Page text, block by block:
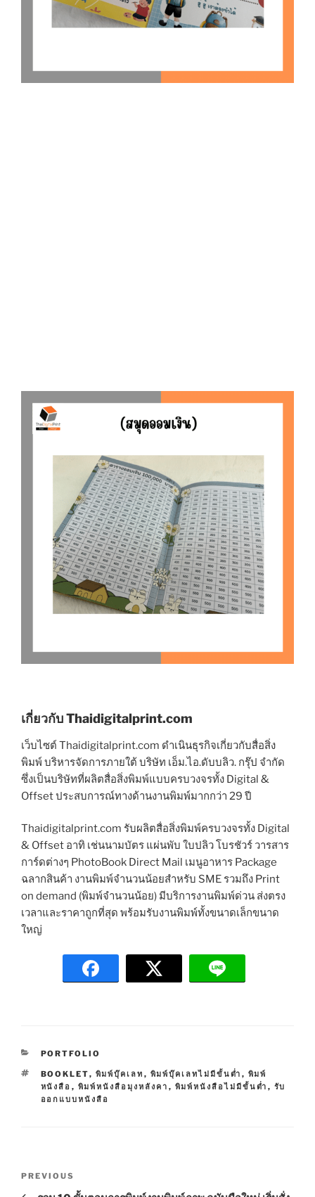
เกี่ยวกับ Thaidigitalprint.com
เว็บไซต์ Thaidigitalprint.com ดำเนินธุรกิจเกี่ยวกับสื่อสิ่ง
พิมพ์ บริหารจัดการภายใต้ บริษัท เอ็ม.ไอ.ดับบลิว. กรุ๊ป จำกัด
ซึ่งเป็นบริษัทที่ผลิตสื่อสิ่งพิมพ์แบบครบวงจรทั้ง Digital &
Offset ประสบการณ์ทางด้านงานพิมพ์มากกว่า 29 ปี
Thaidigitalprint.com รับผลิตสื่อสิ่งพิมพ์ครบวงจรทั้ง Digital
& Offset อาทิ เช่นนามบัตร แผ่นพับ ใบปลิว โบรชัวร์ วารสาร
การ์ดต่างๆ PhotoBook Direct Mail เมนูอาหาร Package
ฉลากสินค้า งานพิมพ์จำนวนน้อยสำหรับ SME รวมถึง Print
on demand (พิมพ์จำนวนน้อย) มีบริการงานพิมพ์ด่วน ส่งตรง
เวลาและราคาถูกที่สุด พร้อมรับงานพิมพ์ทั้งขนาดเล็กขนาด
ใหญ่
C
T
E
G
PORTFOLIO
T
A
G
BOOKLET, พิมพ์บุ๊คเลท , พิมพ์บุ๊คเลทไม่มีขั้นต่ำ , พิมพ์
หนังสือ , พิมพ์หนังสือมุงหลังคา , พิมพ์หนังสือไม่มีขั้นต่ำ , รับ
ออกแบบหนังสือ
P
r
PREVIOUS